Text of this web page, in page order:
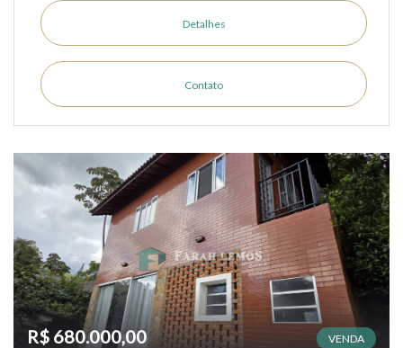
Detalhes
Contato
R$ 680.000,00 VENDA